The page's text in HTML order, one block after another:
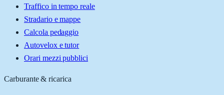
Traffico in tempo reale
Stradario e mappe
Calcola pedaggio
Autovelox e tutor
Orari mezzi pubblici
Carburante & ricarica